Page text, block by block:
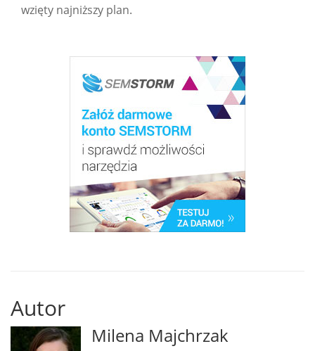
wzięty najniższy plan.
Autor
Milena Majchrzak